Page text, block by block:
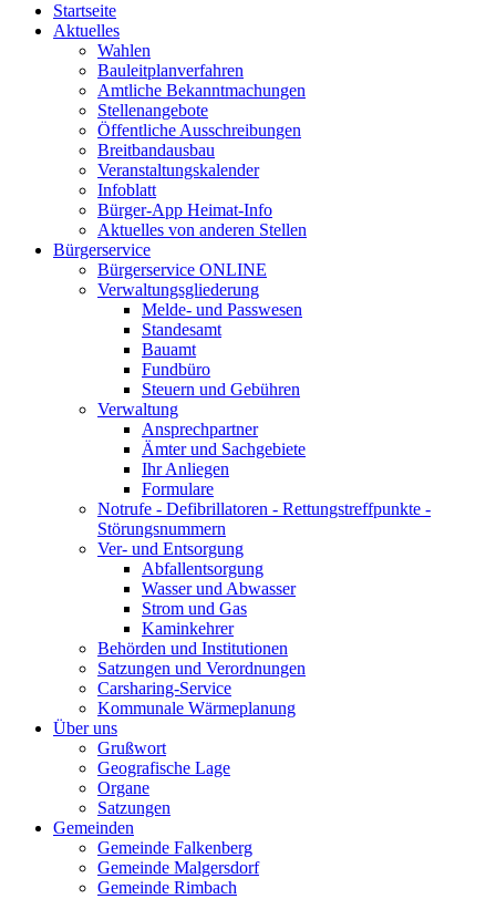
Startseite
Aktuelles
Wahlen
Bauleitplanverfahren
Amtliche Bekanntmachungen
Stellenangebote
Öffentliche Ausschreibungen
Breitbandausbau
Veranstaltungskalender
Infoblatt
Bürger-App Heimat-Info
Aktuelles von anderen Stellen
Bürgerservice
Bürgerservice ONLINE
Verwaltungsgliederung
Melde- und Passwesen
Standesamt
Bauamt
Fundbüro
Steuern und Gebühren
Verwaltung
Ansprechpartner
Ämter und Sachgebiete
Ihr Anliegen
Formulare
Notrufe - Defibrillatoren - Rettungstreffpunkte -
Störungsnummern
Ver- und Entsorgung
Abfallentsorgung
Wasser und Abwasser
Strom und Gas
Kaminkehrer
Behörden und Institutionen
Satzungen und Verordnungen
Carsharing-Service
Kommunale Wärmeplanung
Über uns
Grußwort
Geografische Lage
Organe
Satzungen
Gemeinden
Gemeinde Falkenberg
Gemeinde Malgersdorf
Gemeinde Rimbach